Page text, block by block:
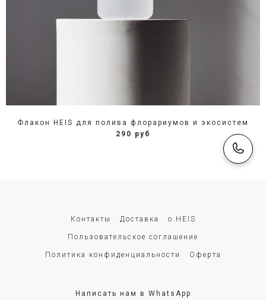
Флакон HEIS для полива флорариумов и экосистем
290 руб
Контакты Доставка о HEIS
Пользовательское соглашение
Политика конфиденциальности Оферта
Написать нам в WhatsApp